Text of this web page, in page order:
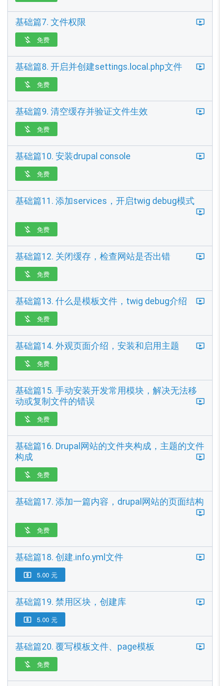
基础篇7. 文件权限
 免费
基础篇8. 开启并创建settings.local.php文件
 免费
基础篇9. 清空缓存并验证文件生效
 免费
基础篇10. 安装drupal console
 免费
基础篇11. 添加services，开启twig debug模式
 免费
基础篇12. 关闭缓存，检查网站是否出错
 免费
基础篇13. 什么是模板文件，twig debug介绍
 免费
基础篇14. 外观页面介绍，安装和启用主题
 免费
基础篇15. 手动安装开发常用模块，解决无法移
动或复制文件的错误
 免费
基础篇16. Drupal网站的文件夹构成，主题的文件
构成
 免费
基础篇17. 添加一篇内容，drupal网站的页面结构
 免费
基础篇18. 创建.info.yml文件
 5.00 元
基础篇19. 禁用区块，创建库
 5.00 元
基础篇20. 覆写模板文件、page模板
 免费